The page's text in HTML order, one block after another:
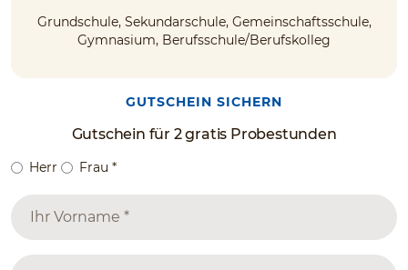
Grundschule, Sekundarschule, Gemeinschaftsschule,
Gymnasium, Berufsschule/Berufskolleg
GUTSCHEIN SICHERN
Gutschein für 2 gratis Probestunden
Herr Frau *